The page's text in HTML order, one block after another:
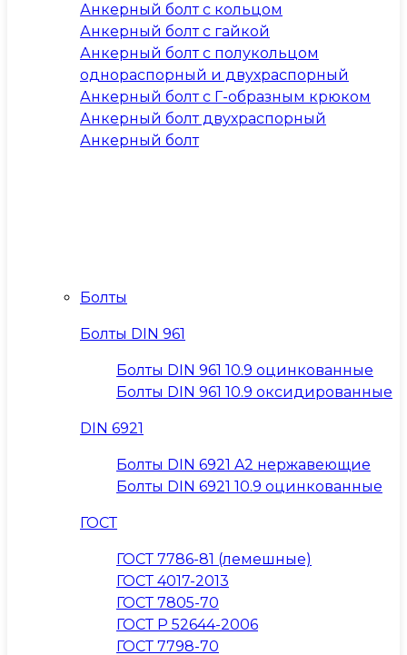
Анкерный болт с кольцом
Анкерный болт с гайкой
Анкерный болт с полукольцом
однораспорный и двухраспорный
Анкерный болт с Г-образным крюком
Анкерный болт двухраспорный
Анкерный болт
Болты
Болты DIN 961
Болты DIN 961 10.9 оцинкованные
Болты DIN 961 10.9 оксидированные
DIN 6921
Болты DIN 6921 A2 нержавеющие
Болты DIN 6921 10.9 оцинкованные
ГОСТ
ГОСТ 7786-81 (лемешные)
ГОСТ 4017-2013
ГОСТ 7805-70
ГОСТ Р 52644-2006
ГОСТ 7798-70